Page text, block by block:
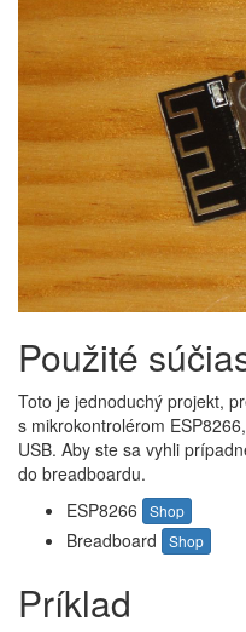
Použité
Toto je jednoduchý projekt,
s mikrokontrolérom
USB. Aby ste sa vyhli
do breadboardu.
ESP8266
Shop
Breadboard Shop
Príklad